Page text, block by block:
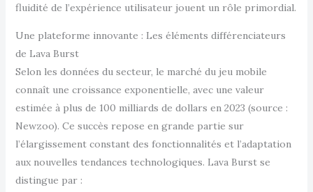
fluidité de l’expérience utilisateur jouent un rôle primordial.
Une plateforme innovante : Les éléments différenciateurs
de Lava Burst
Selon les données du secteur, le marché du jeu mobile
connaît une croissance exponentielle, avec une valeur
estimée à plus de 100 milliards de dollars en 2023 (source :
Newzoo). Ce succès repose en grande partie sur
l’élargissement constant des fonctionnalités et l’adaptation
aux nouvelles tendances technologiques. Lava Burst se
distingue par :